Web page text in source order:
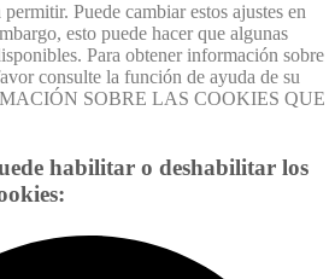
Puede cambiar estos ajustes en
esto puede hacer que algunas
Para obtener información sobre
consulte la función de ayuda de su
SOBRE LAS COOKIES QUE
habilitar o deshabilitar los